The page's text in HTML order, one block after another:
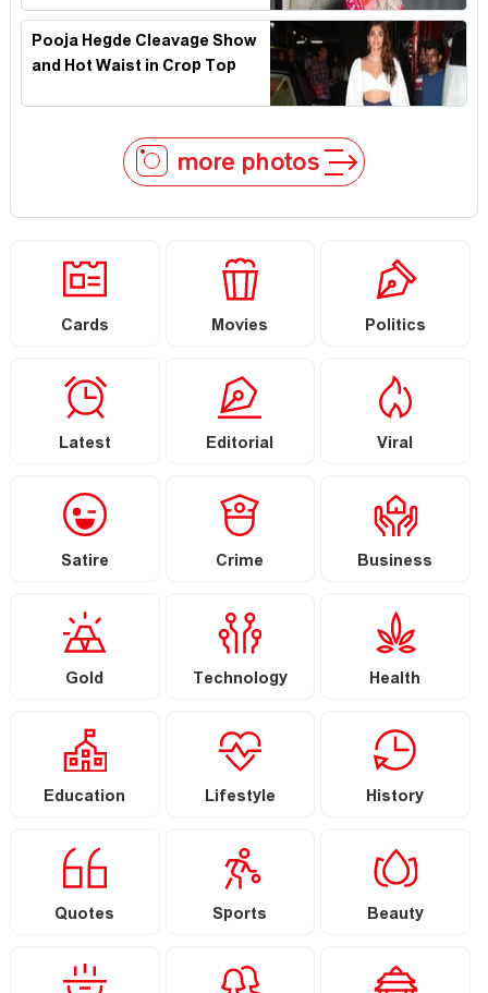
Pooja Hegde Cleavage Show
and Hot Waist in Crop Top
more photos
Cards Movies Politics
Latest Editorial Viral
Satire Crime Business
Gold Technology Health
Education Lifestyle History
Quotes Sports Beauty